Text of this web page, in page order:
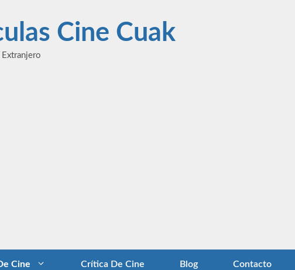
Cine Cuak
Cine Crítica De Cine Blog Contacto